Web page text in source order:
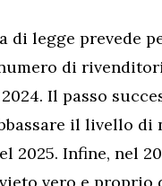
di legge prevede
di
Il passo
il livello di
2025. Infine, nel